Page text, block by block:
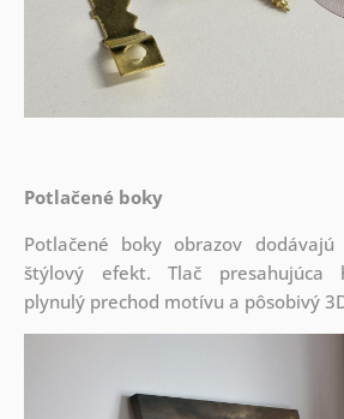
Potlačené boky
Potlačené boky obrazov
štýlový efekt. Tlač presahujúca
plynulý prechod motívu a pôsobivý